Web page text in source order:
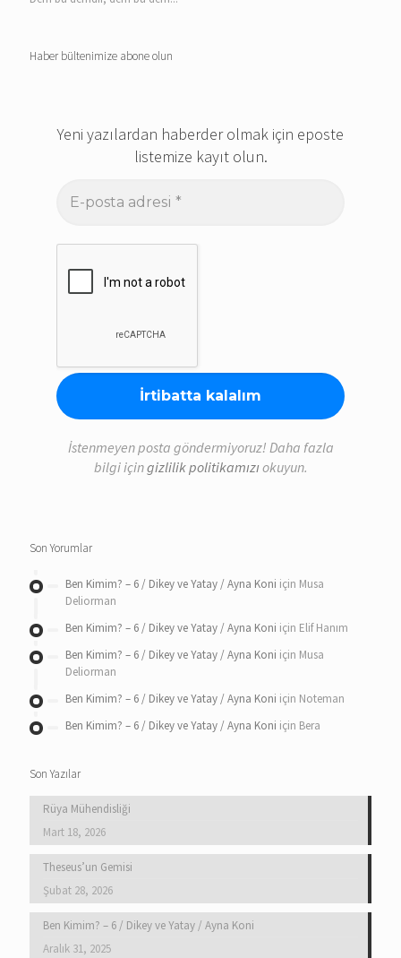
Haber bültenimize abone olun
Yeni yazılardan haberder olmak için eposte
listemize kayıt olun.
posta
İstenmeyen posta göndermiyoruz! Daha fazla
bilgi içingizlilik politikamızıokuyun.
Son Yorumlar
Ben Kimim? – 6 / Dikey ve Yatay / Ayna Koni için Musa
Deliorman
Ben Kimim? – 6 / Dikey ve Yatay / Ayna Koni için Elif Hanım
Ben Kimim? – 6 / Dikey ve Yatay / Ayna Koni için Musa
Deliorman
Ben Kimim? – 6 / Dikey ve Yatay / Ayna Koni için Noteman
Ben Kimim? – 6 / Dikey ve Yatay / Ayna Koni için Bera
Son Yazılar
Rüya Mühendisliği
Mart 18, 2026
Theseus’un Gemisi
Şubat 28, 2026
Ben Kimim? – 6 / Dikey ve Yatay / Ayna Koni
Aralık 31, 2025